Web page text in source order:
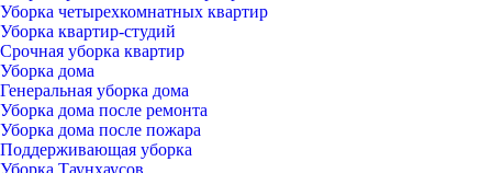
Уборка четырехкомнатных квартир
Уборка квартир-студий
Срочная уборка квартир
Уборка дома
Генеральная уборка дома
Уборка дома после ремонта
Уборка дома после пожара
Поддерживающая уборка
Уборка Таунхаусов